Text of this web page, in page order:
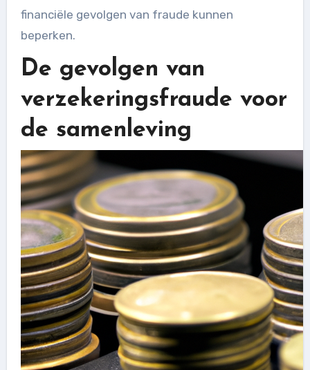
financiële gevolgen van fraude kunnen
beperken.
De gevolgen van
verzekeringsfraude voor
de samenleving